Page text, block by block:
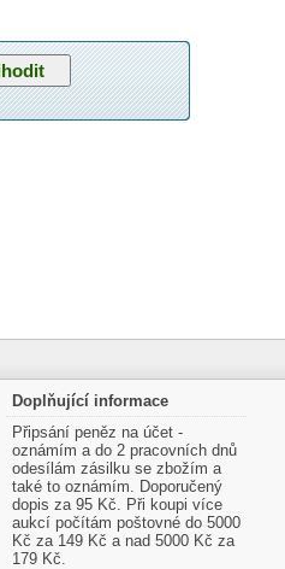
Doplňující informace
Připsání peněz na účet -
oznámím a do 2 pracovních dnů
odesílám zásilku se zbožím a
také to oznámím. Doporučený
dopis za 95 Kč. Při koupi více
aukcí počítám poštovné do 5000
Kč za 149 Kč a nad 5000 Kč za
179 Kč.